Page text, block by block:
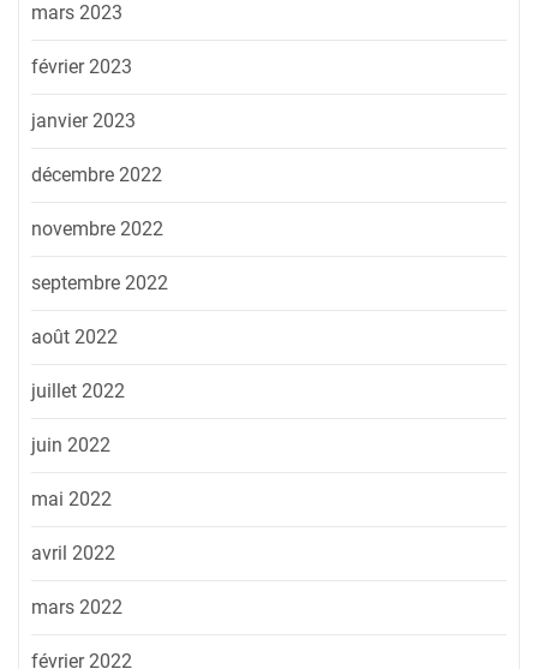
mars 2023
février 2023
janvier 2023
décembre 2022
novembre 2022
septembre 2022
août 2022
juillet 2022
juin 2022
mai 2022
avril 2022
mars 2022
février 2022